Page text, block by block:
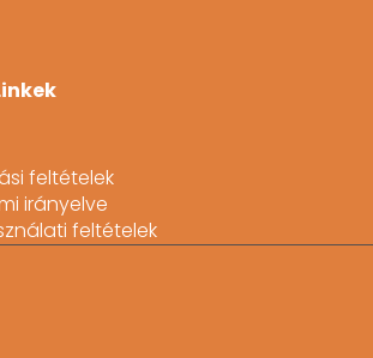
feltételek
irányelve
feltételek